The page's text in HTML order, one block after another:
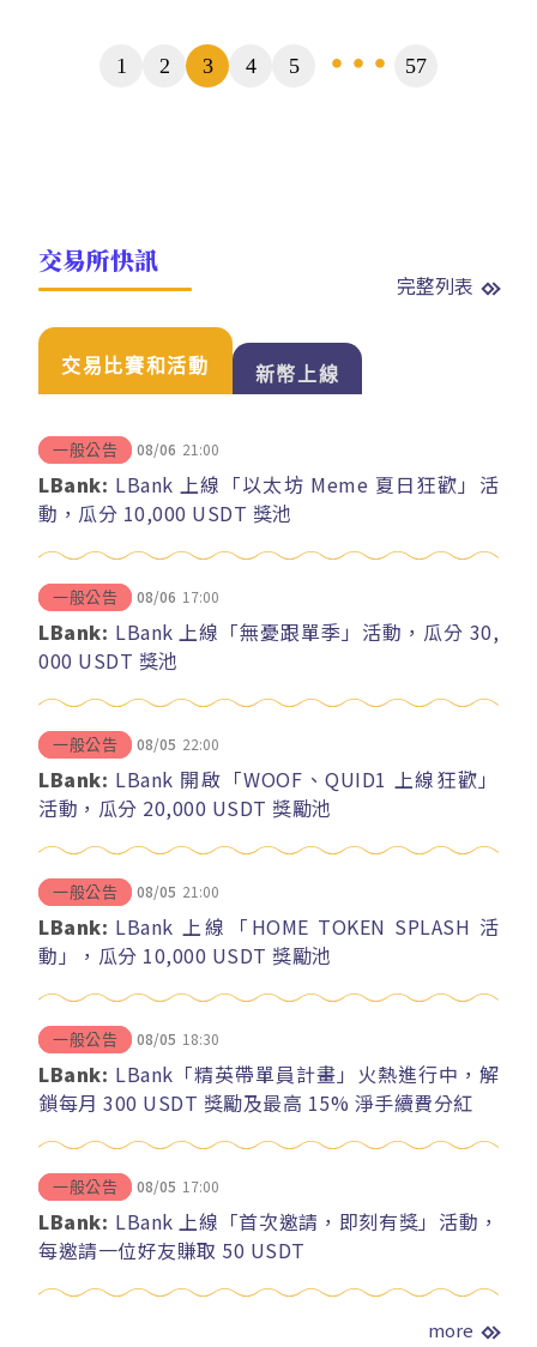
1 2 3 4 5 ... 57
交易所快訊
完整列表
交易比賽和活動 新幣上線
一般公告 08/06 21:00
LBank: LBank 上線「以太坊 Meme 夏日狂歡」活
動，瓜分 10,000 USDT 獎池
一般公告 08/06 17:00
LBank: LBank 上線「無憂跟單季」活動，瓜分 30,
000 USDT 獎池
一般公告 08/05 22:00
LBank: LBank 開啟「WOOF、QUID1 上線狂歡」
活動，瓜分 20,000 USDT 獎勵池
一般公告 08/05 21:00
LBank: LBank 上線「HOME TOKEN SPLASH 活
動」，瓜分 10,000 USDT 獎勵池
一般公告 08/05 18:30
LBank: LBank「精英帶單員計畫」火熱進行中，解
鎖每月 300 USDT 獎勵及最高 15% 淨手續費分紅
一般公告 08/05 17:00
LBank: LBank 上線「首次邀請，即刻有獎」活動，
每邀請一位好友賺取 50 USDT
more